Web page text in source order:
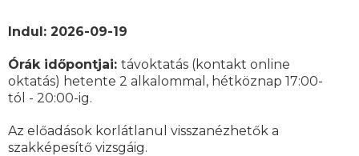
Indul: 2026-09-19
Órák időpontjai: távoktatás (kontakt online
oktatás) hetente 2 alkalommal, hétköznap 17:00-
tól - 20:00-ig.
Az előadások korlátlanul visszanézhetők a
szakképesítő vizsgáig.